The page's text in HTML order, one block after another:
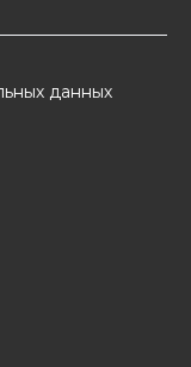
данных